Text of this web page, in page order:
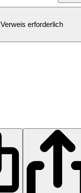
Verweis erforderlich